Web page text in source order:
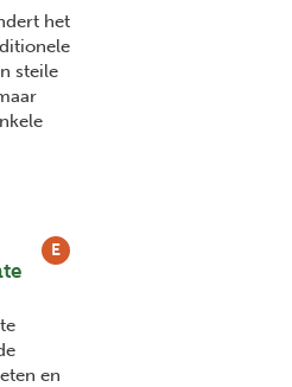
het
steile
niet
E
en